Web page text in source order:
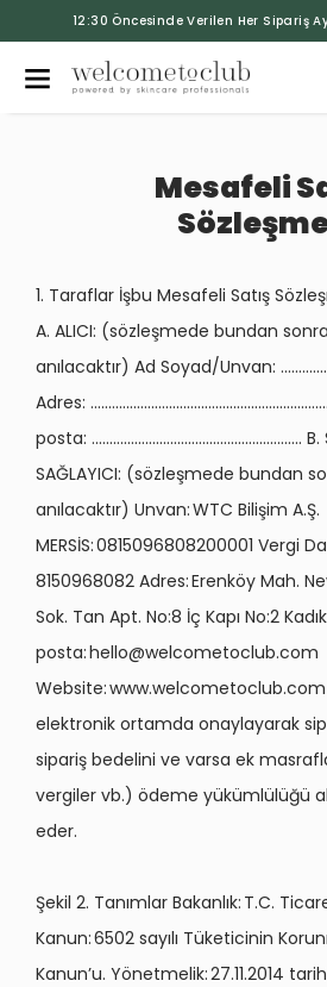
12:30 Öncesinde Verilen Her Sipariş
Mesafeli
1. Taraflar İşbu Mesafeli Satış
A. ALICI: (sözleşmede bundan sonra
anılacaktır) Ad Soyad/Unvan:
Adres:
posta: ...........................................................
SAĞLAYICI: (sözleşmede bundan
anılacaktır) Unvan: WTC Bilişim A.Ş.
MERSİS: 0815096808200001 Vergi
8150968082 Adres: Erenköy Mah.
Sok. Tan Apt. No:8 İç Kapı No:2
posta:hello@welcometoclub.com
Website: www.welcometoclub.com
elektronik ortamda onaylayarak
sipariş bedelini ve varsa ek
vergiler vb.) ödeme yükümlülüğü
eder.
Şekil 2. Tanımlar Bakanlık: T.C.
Kanun: 6502 sayılı Tüketicinin
Kanun’u. Yönetmelik: 27.11.2014